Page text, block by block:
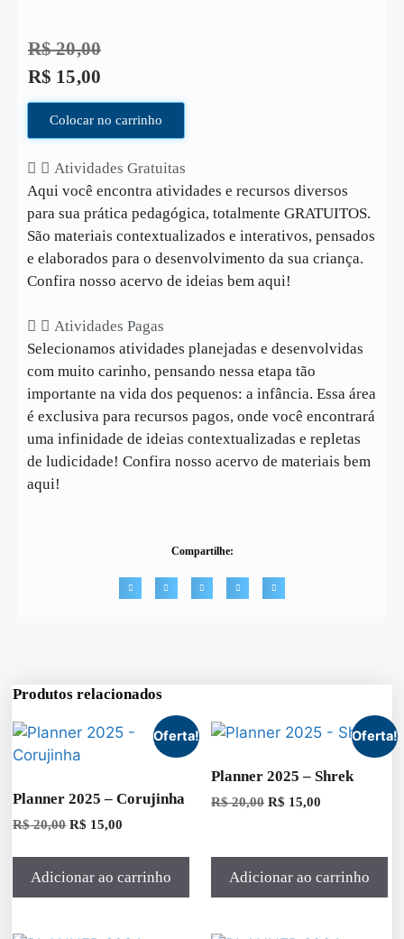
R$20,00
R$ 15,00
Colocar no carrinho
Atividades Gratuitas
Aqui você encontra atividades e recursos diversos
para sua prática pedagógica, totalmente GRATUITOS.
São materiais contextualizados e interativos, pensados
e elaborados para o desenvolvimento da sua criança.
Confira nosso acervo de ideias bem aqui!
Atividades Pagas
Selecionamos atividades planejadas e desenvolvidas
com muito carinho, pensando nessa etapa tão
importante na vida dos pequenos: a infância. Essa área
é exclusiva para recursos pagos, onde você encontrará
uma infinidade de ideias contextualizadas e repletas
de ludicidade! Confira nosso acervo de materiais bem
aqui!
Compartilhe:
Produtos relacionados
Oferta!
Planner 2025 – Corujinha
R$20,00 R$ 15,00
Adicionar ao carrinho
Oferta!
Planner 2025 – Shrek
R$20,00 R$ 15,00
Adicionar ao carrinho